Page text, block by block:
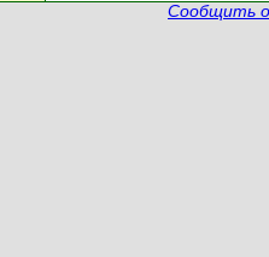
Сообщить о